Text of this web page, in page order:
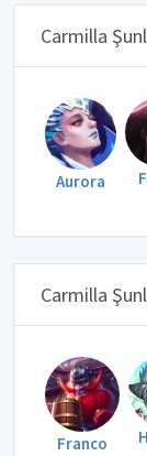
Carmilla
Aurora
Carmilla
Franco